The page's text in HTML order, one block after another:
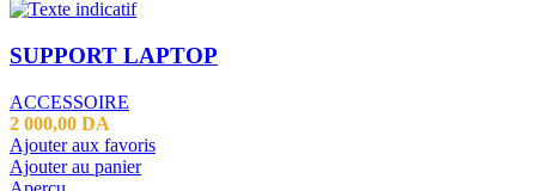
SUPPORT LAPTOP
ACCESSOIRE
2 000,00 DA
Ajouter aux favoris
Ajouter au panier